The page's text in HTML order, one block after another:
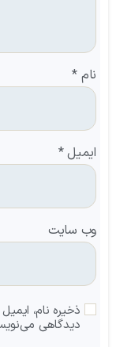
نام *
ایمیل*
وب‌ سایت
ذخیره نام،
دیدگاهی